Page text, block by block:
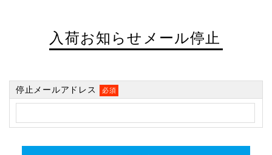
入荷お知らせメール停止
停止メールアドレス 必須